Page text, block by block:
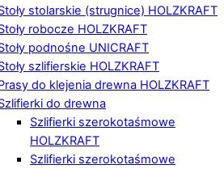
stolarskie (strugnice) HOLZKRAFT
robocze HOLZKRAFT
podnośne UNICRAFT
szlifierskie HOLZKRAFT
do klejenia drewna HOLZKRAFT
do drewna
Szlifierki szerokotaśmowe
HOLZKRAFT
Szlifierki szerokotaśmowe